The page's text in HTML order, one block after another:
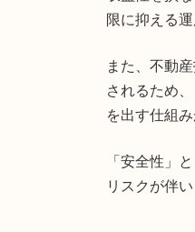
限に抑える
また、不動
されるため
を出す仕組
「安全性」
リスクが伴